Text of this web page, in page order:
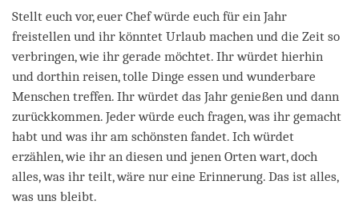
Stellt euch vor, euer Chef würde euch für ein Jahr
freistellen und ihr könntet Urlaub machen und die Zeit so
verbringen, wie ihr gerade möchtet. Ihr würdet hierhin
und dorthin reisen, tolle Dinge essen und wunderbare
Menschen treffen. Ihr würdet das Jahr genießen und dann
zurückkommen. Jeder würde euch fragen, was ihr gemacht
habt und was ihr am schönsten fandet. Ich würdet
erzählen, wie ihr an diesen und jenen Orten wart, doch
alles, was ihr teilt, wäre nur eine Erinnerung. Das ist alles,
was uns bleibt.